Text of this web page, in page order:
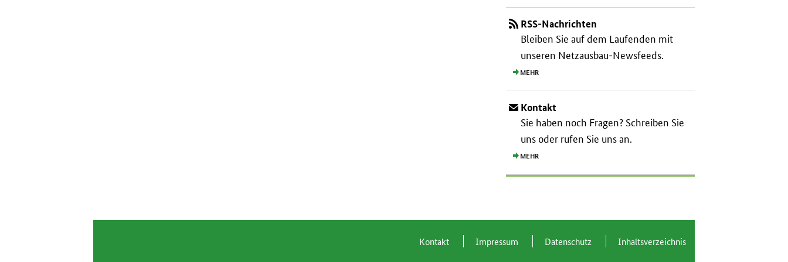
RSS-Nachrichten
Bleiben Sie auf dem Laufenden mit
unseren Netzausbau-Newsfeeds.
MEHR
Kontakt
Sie haben noch Fragen? Schreiben Sie
uns oder rufen Sie uns an.
MEHR
Kon­takt Im­pres­s­um Da­ten­schutz In­halts­ver­zeich­nis